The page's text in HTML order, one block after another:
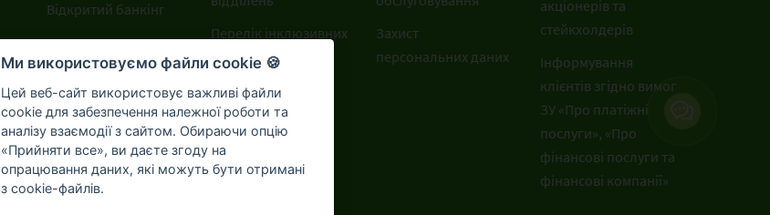
Відкритий банкінг
Перелік інклюзивних
відділень
Захист
персональних даних
акціонерів та
стейкхолдерів
Інформування
клієнтів згідно вимог
ЗУ «Про платіжні
послуги», «Про
фінансові послуги та
фінансові компанії»
Ми використовуємо файли cookie 🍪
Цей веб-сайт використовує важливі файли
cookie для забезпечення належної роботи та
аналізу взаємодії з сайтом. Обираючи опцію
«Прийняти все», ви даєте згоду на
опрацювання даних, які можуть бути отримані
з cookie-файлів.